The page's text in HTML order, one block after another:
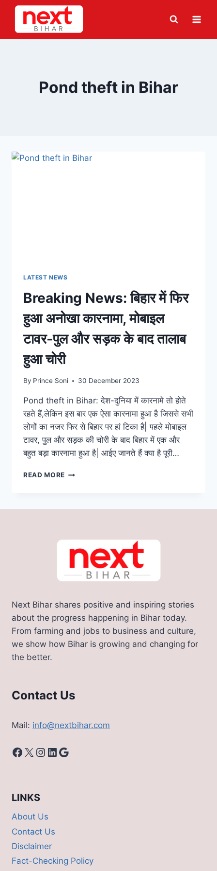
Skip
content
Pond theft in Bihar
LATEST NEWS
Breaking News: बिहार में फिर
हुआ अनोखा कारनामा, मोबाइल
टावर-पुल और सड़क के बाद तालाब
हुआ चोरी
By Prince Soni 30 December 2023
Pond theft in Bihar: देश-दुनिया में कारनामे तो होते
रहते हैं,लेकिन इस बार एक ऐसा कारनामा हुआ है जिससे सभी
लोगों का नजर फिर से बिहार पर हां टिका है| पहले मोबाइल
टावर, पुल और सड़क की चोरी के बाद बिहार में एक और
बहुत बड़ा कारनामा हुआ है| आईए जानते हैं क्या है पूरी…
READ MORE BREAKING
मोबाइल
पुल
के
बाद
तालाब
हुआ
चोरी
Next Bihar shares positive and inspiring stories
about the progress happening in Bihar today.
From farming and jobs to business and culture,
we show how Bihar is growing and changing for
the better.
Contact Us
Mail: info@nextbihar.com
Facebook
X Instagram
LinkedIn
Google
LINKS
About Us
Contact Us
Disclaimer
Fact-Checking Policy